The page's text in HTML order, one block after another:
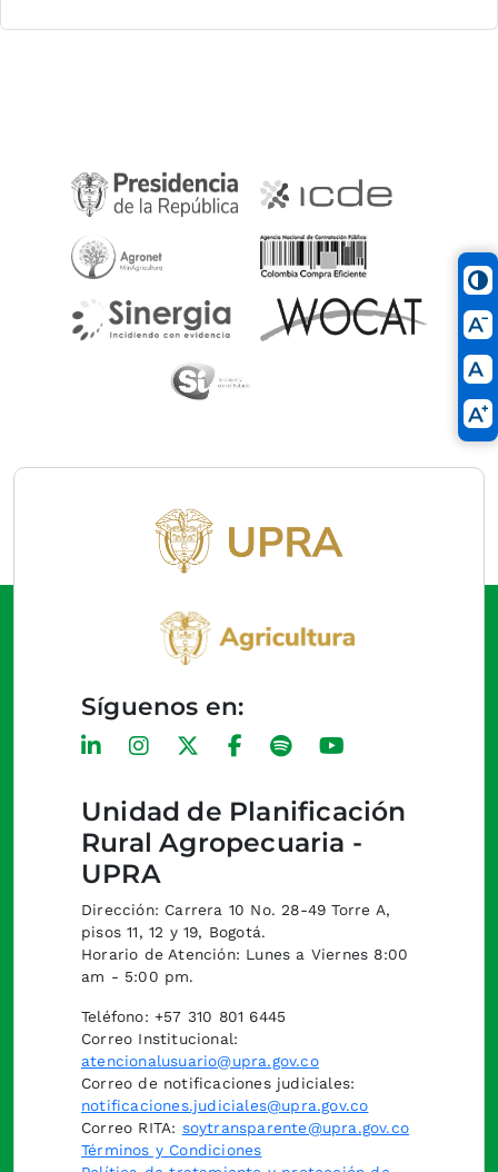
Unidad de Planificación
Rural Agropecuaria -
UPRA
Dirección: Carrera 10 No. 28-49 Torre A,
pisos 11, 12 y 19, Bogotá.
Horario de Atención: Lunes a Viernes 8:00
am - 5:00 pm.
Teléfono: +57 310 801 6445
Correo Institucional:
atencionalusuario@upra.gov.co
Correo de notificaciones judiciales:
notificaciones.judiciales@upra.gov.co
Correo RITA: soytransparente@upra.gov.co
Términos y Condiciones
Síguenos en: